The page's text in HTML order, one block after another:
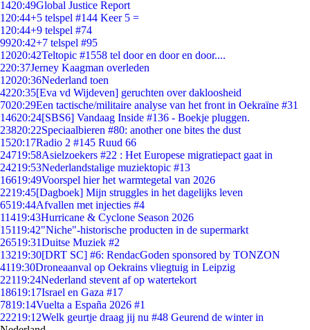
1420:49Global Justice Report
1 20:44+5 telspel #144 Keer 5 =
1 20:44+9 telspel #74
9920:42+7 telspel #95
12020:42Teltopic #1558 tel door en door en door....
220:37Jerney Kaagman overleden
12020:36Nederland toen
4220:35[Eva vd Wijdeven] geruchten over dakloosheid
7020:29Een tactische/militaire analyse van het front in Oekraïne #31
14620:24[SBS6] Vandaag Inside #136 - Boekje pluggen.
23820:22Speciaalbieren #80: another one bites the dust
1520:17Radio 2 #145 Ruud 66
24719:58Asielzoekers #22 : Het Europese migratiepact gaat in
24219:53Nederlandstalige muziektopic #13
16619:49Voorspel hier het warmtegetal van 2026
2219:45[Dagboek] Mijn struggles in het dagelijks leven
6519:44Afvallen met injecties #4
11419:43Hurricane & Cyclone Season 2026
15119:42"Niche"-historische producten in de supermarkt
26519:31Duitse Muziek #2
13219:30[DRT SC] #6: RendacGoden sponsored by TONZON
4119:30Droneaanval op Oekrains vliegtuig in Leipzig
22119:24Nederland stevent af op watertekort
18619:17Israel en Gaza #17
7819:14Vuelta a España 2026 #1
22219:12Welk geurtje draag jij nu #48 Geurend de winter in